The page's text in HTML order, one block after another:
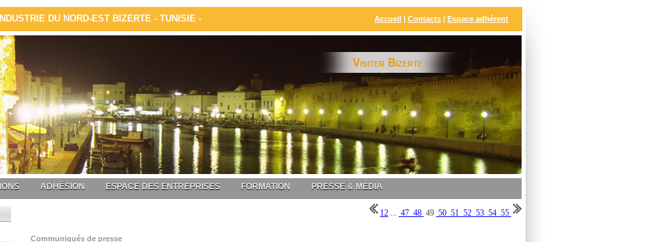
DU NORD-EST BIZERTE - TUNISIE - Accueil | Contacts | Espace adhérent
ADHÉSION ESPACE DES ENTREPRISES FORMATION PRESSE & MEDIA
12 ... 47 48 49 50 51 52 53 54 55
Communiqués de presse